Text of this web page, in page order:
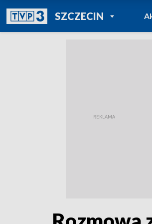
SZCZECINPOWRÓT DO
TVP REGIONY